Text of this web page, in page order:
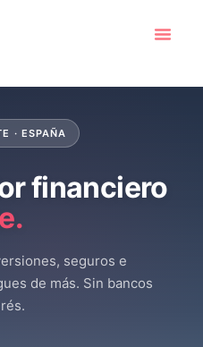
· ESPAÑA
financiero
seguros e
de más. Sin bancos